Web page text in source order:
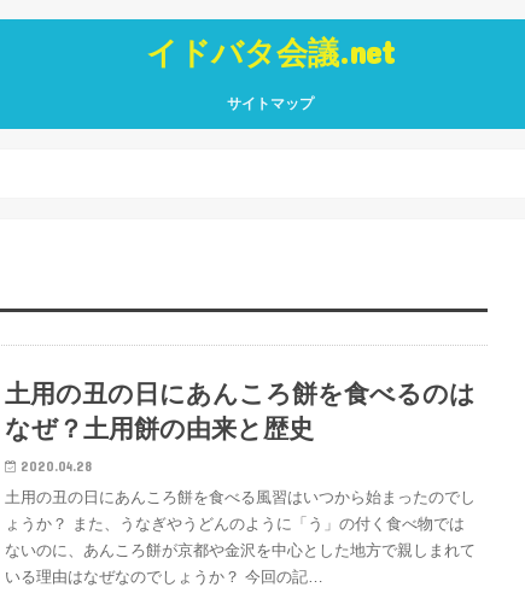
イドバタ会議.net
サイトマップ
土用の丑の日にあんころ餅を食べるのは
なぜ？土用餅の由来と歴史
2020.04.28
土用の丑の日にあんころ餅を食べる風習はいつから始まったのでし
ょうか？ また、うなぎやうどんのように「う」の付く食べ物では
ないのに、あんころ餅が京都や金沢を中心とした地方で親しまれて
いる理由はなぜなのでしょうか？ 今回の記…